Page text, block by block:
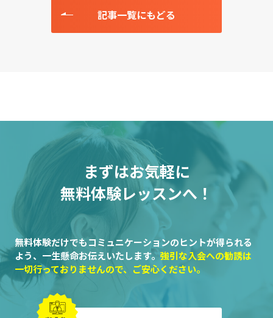
記事一覧にもどる
まずはお気軽に
無料体験レッスンへ！
無料体験だけでもコミュニケーションのヒントが得られる
よう、一生懸命お伝えいたします。 強引な入会への勧誘は
一切行っておりませんので、ご安心ください。